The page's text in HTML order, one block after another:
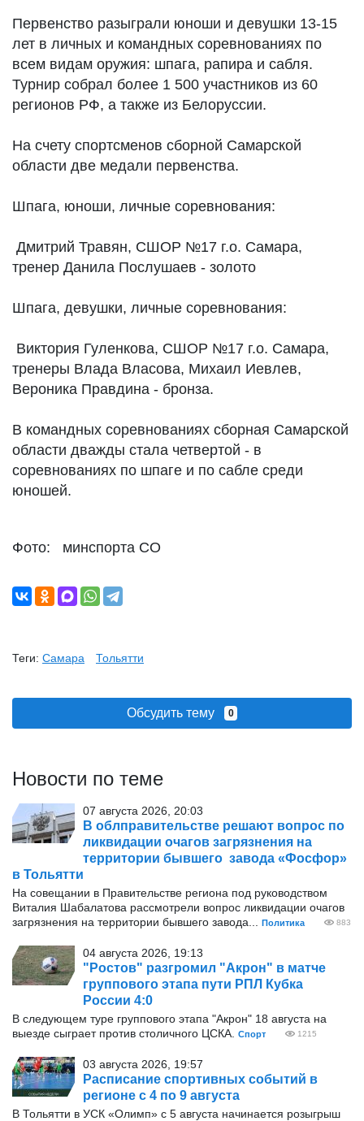
Первенство разыграли юноши и девушки 13-15
лет в личных и командных соревнованиях по
всем видам оружия: шпага, рапира и сабля.
Турнир собрал более 1 500 участников из 60
регионов РФ, а также из Белоруссии.
На счету спортсменов сборной Самарской
области две медали первенства.
Шпага, юноши, личные соревнования:
Дмитрий Травян, СШОР №17 г.о. Самара,
тренер Данила Послушаев - золото
Шпага, девушки, личные соревнования:
Виктория Гуленкова, СШОР №17 г.о. Самара,
тренеры Влада Власова, Михаил Иевлев,
Вероника Правдина - бронза.
В командных соревнованиях сборная Самарской
области дважды стала четвертой - в
соревнованиях по шпаге и по сабле среди
юношей.
Фото: минспорта СО
Теги: Самара Тольятти
Обсудить тему 0
Новости по теме
07 августа 2026, 20:03
В облправительстве решают вопрос по
ликвидации очагов загрязнения на
территории бывшего завода «Фосфор»
в Тольятти
На совещании в Правительстве региона под руководством
Виталия Шабалатова рассмотрели вопрос ликвидации очагов
загрязнения на территории бывшего завода...
Политика 883
04 августа 2026, 19:13
"Ростов" разгромил "Акрон" в матче
группового этапа пути РПЛ Кубка
России 4:0
В следующем туре группового этапа "Акрон" 18 августа на
выезде сыграет против столичного ЦСКА.
Спорт 1215
03 августа 2026, 19:57
Расписание спортивных событий в
регионе с 4 по 9 августа
В Тольятти в УСК «Олимп» с 5 августа начинается розыгрыш